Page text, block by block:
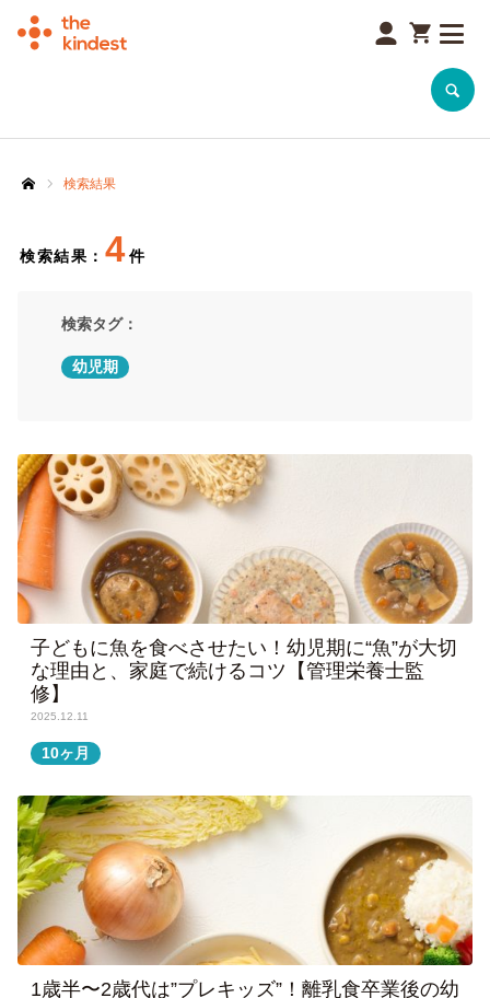
検索結果
検索結果： 4件
検索タグ：
幼児期
子どもに魚を食べさせたい！幼児期に“魚”が大切
な理由と、家庭で続けるコツ【管理栄養士監
修】
2025.12.11
10ヶ月
1歳半〜2歳代は”プレキッズ”！離乳食卒業後の幼